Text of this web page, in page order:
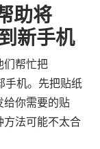
助将
新手机
们帮忙把
手机。先把贴纸
给你需要的贴
法可能不太合